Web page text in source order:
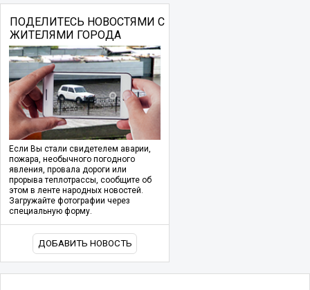
ПОДЕЛИТЕСЬ НОВОСТЯМИ С
ЖИТЕЛЯМИ ГОРОДА
Если Вы стали свидетелем аварии,
пожара, необычного погодного
явления, провала дороги или
прорыва теплотрассы, сообщите об
этом в ленте народных новостей.
Загружайте фотографии через
специальную форму.
ДОБАВИТЬ НОВОСТЬ